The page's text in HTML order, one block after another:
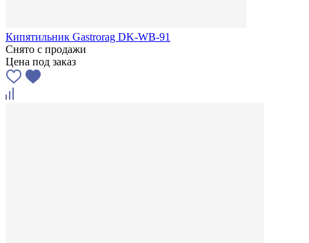
Кипятильник Gastrorag DK-WB-91
Снято с продажи
Цена под заказ